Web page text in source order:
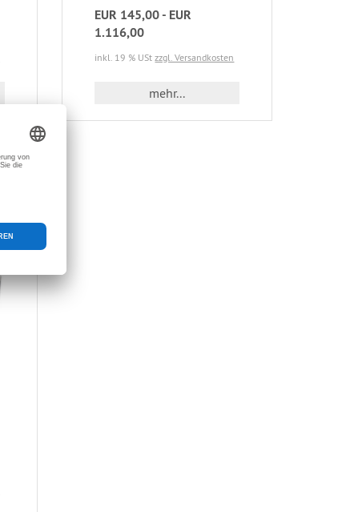
EUR 145,00 - EUR
1.116,00
inkl. 19 % UStzzgl. Versandkosten
mehr...